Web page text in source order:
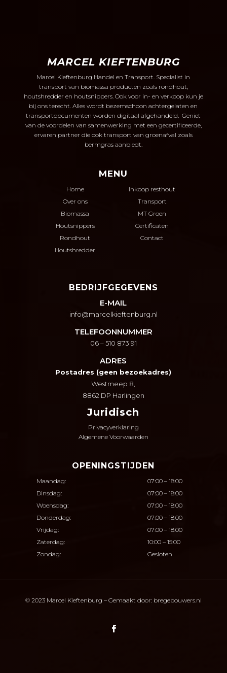
MARCEL KIEFTENBURG
Marcel Kieftenburg Handel en Transport. Specialist in
transport van biomassa producten zoals rondhout,
houtshredder en houtsnippers.Ook voor in- en verkoop kun je
bij ons terecht. Alles wordt bezemschoon achtergelaten en
transportdocumenten worden digitaal afgehandeld. Geniet
van de voordelen van samenwerking met een gecertificeerde,
ervaren partner die ook transport van groenafval zoals
bermgras aanbiedt.
MENU
Home
Inkoop resthout
Over ons
Transport
Biomassa
MT Groen
Houtsnippers
Certificaten
Rondhout
Contact
Houtshredder
BEDRIJFGEGEVENS
E-MAIL
info@marcelkieftenburg.nl
TELEFOONNUMMER
06 – 510 873 91
ADRES
Postadres (geen bezoekadres)
Westmeep 8,
8862 DP Harlingen
Juridisch
Privacyverklaring
Algemene Voorwaarden
OPENINGSTIJDEN
Maandag:
07:00 – 18:00
Dinsdag:
07:00 – 18:00
Woensdag:
07:00 – 18:00
Donderdag:
07:00 – 18:00
Vrijdag:
07:00 – 18:00
Zaterdag:
10:00 – 15:00
Zondag:
Gesloten
© 2023 Marcel Kieftenburg – Gemaakt door: bregebouwers.nl